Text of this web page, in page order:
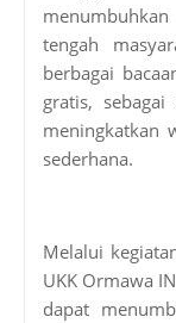
tengah
berbagai
gratis,
meningkatkan
sederhana.
Melalui
UKK Ormawa
dapat